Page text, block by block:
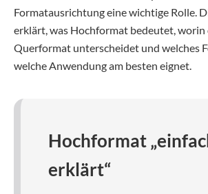
Formatausrichtung eine wichtige Rolle.
erklärt, was Hochformat bedeutet, worin
Querformat unterscheidet und welches
welche Anwendung am besten eignet.
Hochformat
erklärt“